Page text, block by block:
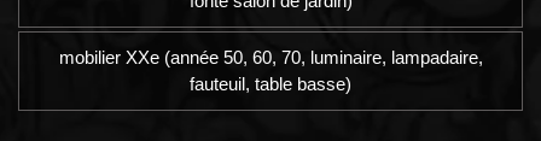
mobilier XXe (année 50, 60, 70, luminaire, lampadaire,
fauteuil, table basse)